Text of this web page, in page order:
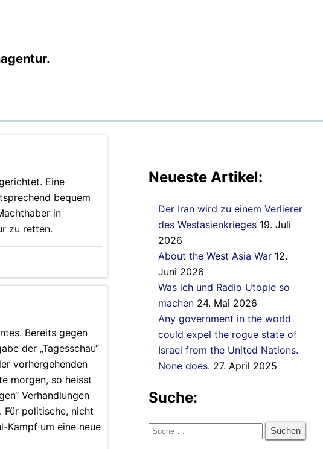
Eine
bequem
in
zu retten.
Bereits gegen
der „Tagesschau“
vorhergehenden
morgen, so heisst
Verhandlungen
Für politische, nicht
Kampf um eine neue
Neueste Artikel:
Der Iran wird zu einem Verlierer
des Westasienkrieges 19. Juli
2026
About the West Asia War 12.
Juni 2026
Was ich und Radio Utopie so
machen 24. Mai 2026
Any government in the world
could expel the rogue state of
Israel from the United Nations.
None does. 27. April 2025
Suche:
Suche